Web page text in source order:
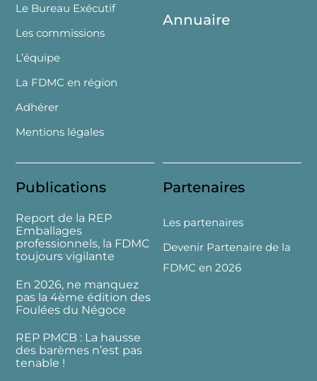
Le Bureau Exécutif
Les commissions
L’équipe
La FDMC en région
Adhérer
Mentions légales
Annuaire
Publications
Report de la REP
Emballages
professionnels, la FDMC
toujours vigilante
En 2026, ne manquez
pas la 4ème édition des
Foulées du Négoce
REP PMCB : La hausse
des barèmes n’est pas
tenable !
Partenaires
Les partenaires
Devenir Partenaire de la
FDMC en 2026